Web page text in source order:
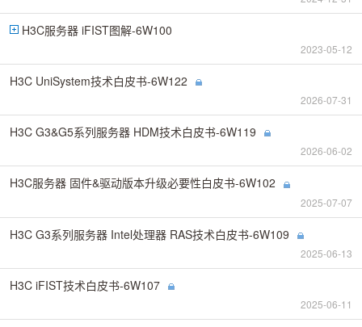
H3C服务器 iFIST图解-6W100
2023-05-12
H3C UniSystem技术白皮书-6W122
2026-07-31
H3C G3&G5系列服务器 HDM技术白皮书-6W119
2026-06-02
H3C服务器 固件&驱动版本升级必要性白皮书-6W102
2025-07-07
H3C G3系列服务器 Intel处理器 RAS技术白皮书-6W109
2025-06-13
H3C iFIST技术白皮书-6W107
2025-06-11